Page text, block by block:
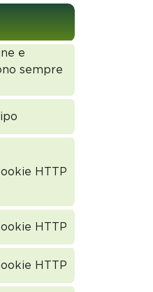
e
sempre
HTTP
HTTP
HTTP